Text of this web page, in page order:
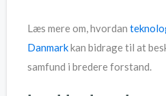
Læs mere om, hvordan
Danmarkkan bidrage til at
samfund i bredere forstand.